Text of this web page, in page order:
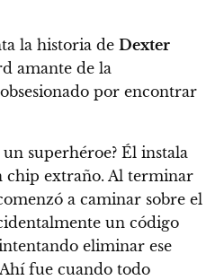
la historia de Dexter
amante de la
por encontrar
superhéroe? Él instala
chip extraño. Al terminar
a caminar sobre el
un código
eliminar ese
fue cuando todo